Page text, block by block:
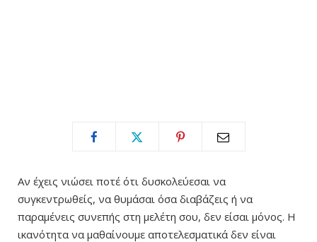
Αν έχεις νιώσει ποτέ ότι δυσκολεύεσαι να
συγκεντρωθείς, να θυμάσαι όσα διαβάζεις ή να
παραμένεις συνεπής στη μελέτη σου, δεν είσαι μόνος. Η
ικανότητα να μαθαίνουμε αποτελεσματικά δεν είναι